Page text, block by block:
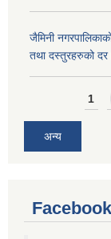
जैमिनी
तथा दस्तुरहरुको
Pages1
अन्य